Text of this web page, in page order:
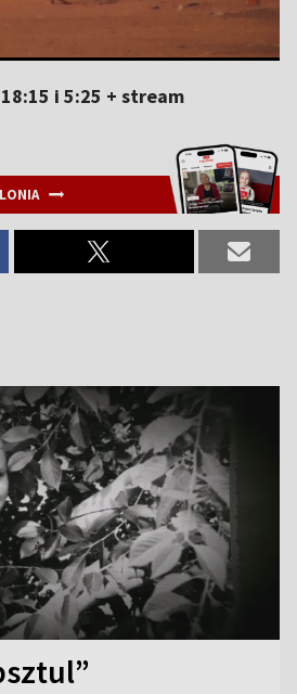
i 5:25 + stream